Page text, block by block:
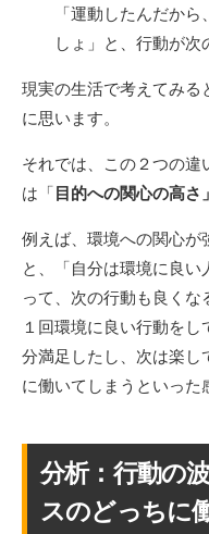
「運動したんだか
しょ」と、行動が
現実の生活で考えてみる
に思います。
それでは、この２つの
は「目的への関心の高さ
例えば、環境への関心が
と、「自分は環境に良い
って、次の行動も良くな
１回環境に良い行動を
分満足したし、次は楽し
に働いてしまうといった
分析：行動の
スのどっちに